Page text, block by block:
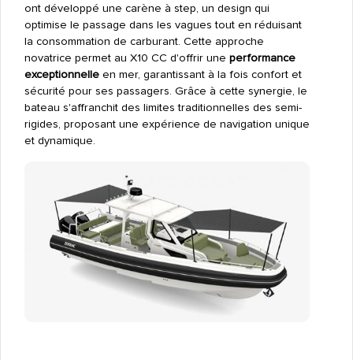
ont développé une carène à step, un design qui
optimise le passage dans les vagues tout en réduisant
la consommation de carburant. Cette approche
novatrice permet au X10 CC d'offrir une performance
exceptionnelleen mer, garantissant à la fois confort et
sécurité pour ses passagers. Grâce à cette synergie, le
bateau s'affranchit des limites traditionnelles des semi-
rigides, proposant une expérience de navigation unique
et dynamique.